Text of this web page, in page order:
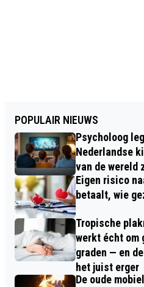
POPULAIR NIEUWS
Psycholoog
Nederlandse
van de wereld
Eigen risico
betaalt, wie
Tropische
werkt écht om
graden — en
het juist erger
De oude